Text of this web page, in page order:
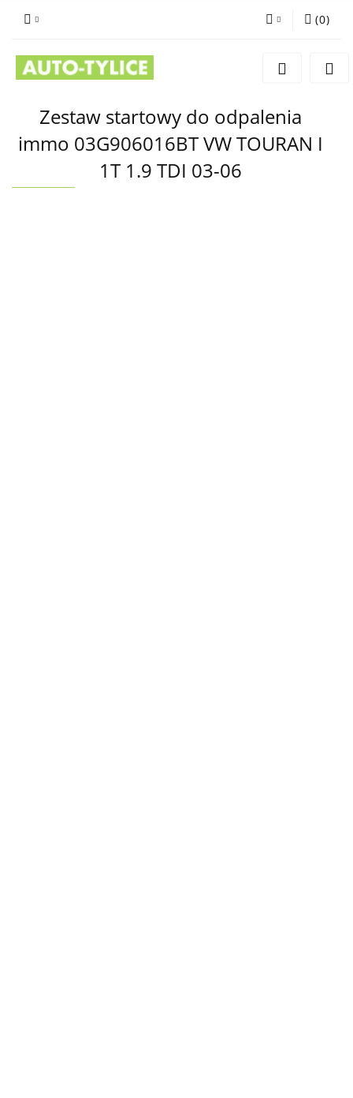
Zaloguj się
Dodaj zgłoszenie
(0)
Zestaw startowy do odpalenia
immo 03G906016BT VW TOURAN I
1T 1.9 TDI 03-06